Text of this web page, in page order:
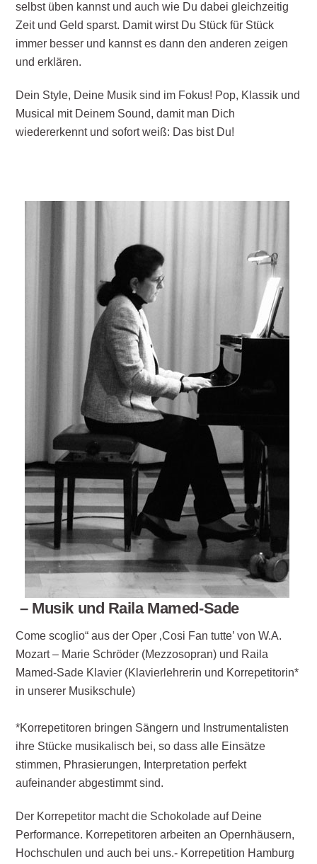
selbst üben kannst und auch wie Du dabei gleichzeitig
Zeit und Geld sparst. Damit wirst Du Stück für Stück
immer besser und kannst es dann den anderen zeigen
und erklären.
Dein Style, Deine Musik sind im Fokus! Pop, Klassik und
Musical mit Deinem Sound, damit man Dich
wiedererkennt und sofort weiß: Das bist Du!
– Musik und Raila Mamed-Sade
Come scoglio“ aus der Oper ‚Cosi Fan tutte’ von W.A.
Mozart – Marie Schröder (Mezzosopran) und Raila
Mamed-Sade Klavier (Klavierlehrerin und Korrepetitorin*
in unserer Musikschule)
*Korrepetitoren bringen Sängern und Instrumentalisten
ihre Stücke musikalisch bei, so dass alle Einsätze
stimmen, Phrasierungen, Interpretation perfekt
aufeinander abgestimmt sind.
Der Korrepetitor macht die Schokolade auf Deine
Performance. Korrepetitoren arbeiten an Opernhäusern,
Hochschulen und auch bei uns.- Korrepetition Hamburg